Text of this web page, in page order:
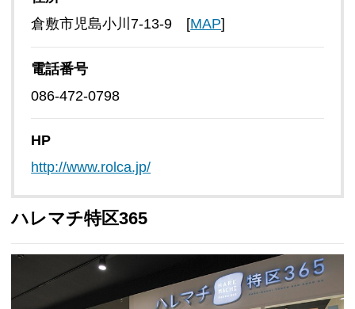
倉敷市児島小川7-13-9 [MAP]
電話番号
086-472-0798
HP
http://www.rolca.jp/
ハレマチ特区365